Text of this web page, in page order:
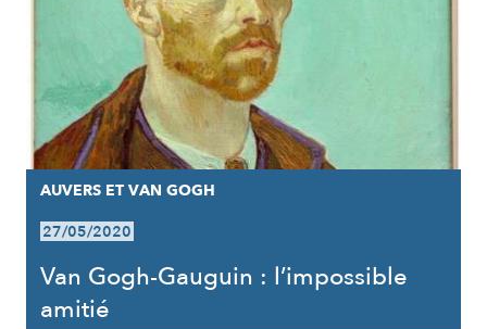
AUVERS ET VAN GOGH
27/05/2020
Van Gogh-Gauguin : l’impossible
amitié